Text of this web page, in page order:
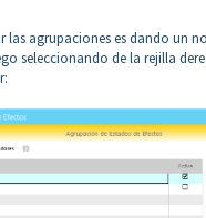
las agrupaciones es dando un
seleccionando de la rejilla